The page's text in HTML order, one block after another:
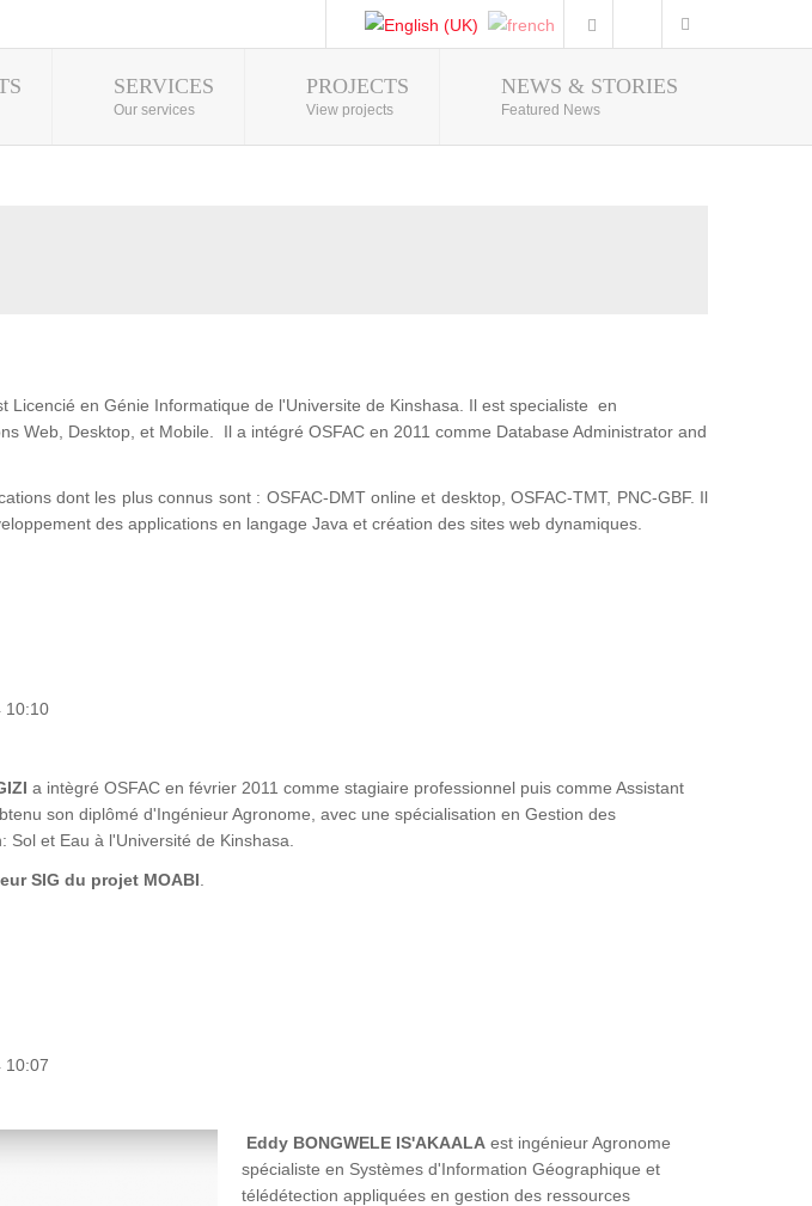
Photo Gallery
SERVICES
Our services
PROJECTS
View projects
NEWS & STORIES
Featured News
Licencié en Génie Informatique de l'Universite de Kinshasa. Il est specialiste en
Web, Desktop, et Mobile. Il a intégré OSFAC en 2011 comme Database Administrator and
dont les plus connus sont : OSFAC-DMT online et desktop, OSFAC-TMT, PNC-GBF. Il
des applications en langage Java et création des sites web dynamiques.
10:10
a intègré OSFAC en février 2011 comme stagiaire professionnel puis comme Assistant
son diplômé d'Ingénieur Agronome, avec une spécialisation en Gestion des
Sol et Eau à l'Université de Kinshasa.
SIG du projet MOABI
10:07
Eddy BONGWELE IS'AKAALA est ingénieur Agronome
spécialiste en Systèmes d'Information Géographique et
télédétection appliquées en gestion des ressources